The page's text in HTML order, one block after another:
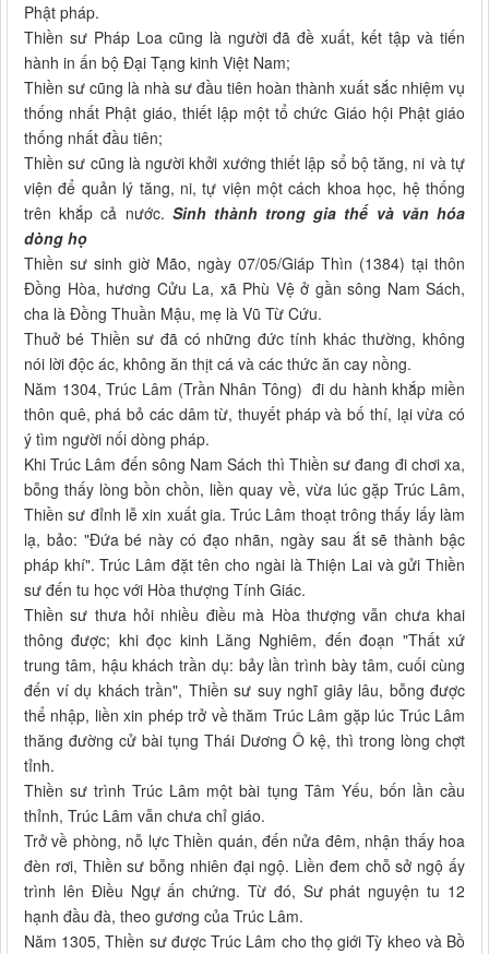
Phật pháp.
Thiền sư Pháp Loa cũng là người đã đề xuất, kết tập và tiến
hành in ấn bộ Đại Tạng kinh Việt Nam;
Thiền sư cũng là nhà sư đầu tiên hoàn thành xuất sắc nhiệm vụ
thống nhất Phật giáo, thiết lập một tổ chức Giáo hội Phật giáo
thống nhất đầu tiên;
Thiền sư cũng là người khởi xướng thiết lập sổ bộ tăng, ni và tự
viện để quản lý tăng, ni, tự viện một cách khoa học, hệ thống
trên khắp cả nước. Sinh thành trong gia thế và văn hóa
dòng họ
Thiền sư sinh giờ Mão, ngày 07/05/Giáp Thìn (1384) tại thôn
Đồng Hòa, hương Cửu La, xã Phù Vệ ở gần sông Nam Sách,
cha là Đồng Thuần Mậu, mẹ là Vũ Từ Cứu.
Thuở bé Thiền sư đã có những đức tính khác thường, không
nói lời độc ác, không ăn thịt cá và các thức ăn cay nồng.
Năm 1304, Trúc Lâm (Trần Nhân Tông) đi du hành khắp miền
thôn quê, phá bỏ các dâm từ, thuyết pháp và bố thí, lại vừa có
ý tìm người nối dòng pháp.
Khi Trúc Lâm đến sông Nam Sách thì Thiền sư đang đi chơi xa,
bỗng thấy lòng bồn chồn, liền quay về, vừa lúc gặp Trúc Lâm,
Thiền sư đỉnh lễ xin xuất gia. Trúc Lâm thoạt trông thấy lấy làm
lạ, bảo: "Đứa bé này có đạo nhãn, ngày sau ắt sẽ thành bậc
pháp khí". Trúc Lâm đặt tên cho ngài là Thiện Lai và gửi Thiền
sư đến tu học với Hòa thượng Tính Giác.
Thiền sư thưa hỏi nhiều điều mà Hòa thượng vẫn chưa khai
thông được; khi đọc kinh Lăng Nghiêm, đến đoạn "Thất xứ
trung tâm, hậu khách trần dụ: bảy lần trình bày tâm, cuối cùng
đến ví dụ khách trần", Thiền sư suy nghĩ giây lâu, bỗng được
thể nhập, liền xin phép trở về thăm Trúc Lâm gặp lúc Trúc Lâm
thăng đường cử bài tụng Thái Dương Ô kệ, thì trong lòng chợt
tỉnh.
Thiền sư trình Trúc Lâm một bài tụng Tâm Yếu, bốn lần cầu
thỉnh, Trúc Lâm vẫn chưa chỉ giáo.
Trở về phòng, nỗ lực Thiền quán, đến nửa đêm, nhận thấy hoa
đèn rơi, Thiền sư bỗng nhiên đại ngộ. Liền đem chỗ sở ngộ ấy
trình lên Điều Ngự ấn chứng. Từ đó, Sư phát nguyện tu 12
hạnh đầu đà, theo gương của Trúc Lâm.
Năm 1305, Thiền sư được Trúc Lâm cho thọ giới Tỳ kheo và Bồ